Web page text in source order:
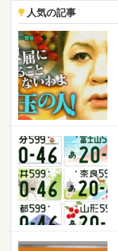
人気の記事